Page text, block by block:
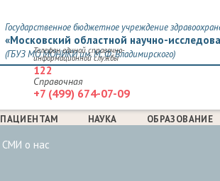
Государственное бюджетное учреждение
«Московский областной научно-
(ГБУЗ МО МОНИКИ им. М. Ф. Владимирского)
Телефон единой справочно-
информационной службы
122
Справочная
+7 (499) 674-07-09
ПАЦИЕНТАМ НАУКА ОБРАЗОВАНИЕ
СМИ о нас